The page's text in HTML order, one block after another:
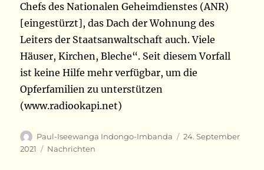
Chefs des Nationalen Geheimdienstes (ANR)
[eingestürzt], das Dach der Wohnung des
Leiters der Staatsanwaltschaft auch. Viele
Häuser, Kirchen, Bleche“. Seit diesem Vorfall
ist keine Hilfe mehr verfügbar, um die
Opferfamilien zu unterstützen
(www.radiookapi.net)
Autor
Paul-Iseewanga Indongo-Imbanda
Veröffentlicht
24. September
2021
Kategorien
Nachrichten